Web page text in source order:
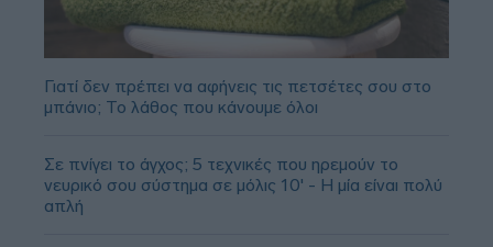
Γιατί δεν πρέπει να αφήνεις τις πετσέτες σου στο
μπάνιο; Το λάθος που κάνουμε όλοι
Σε πνίγει το άγχος; 5 τεχνικές που ηρεμούν το
νευρικό σου σύστημα σε μόλις 10' - Η μία είναι πολύ
απλή